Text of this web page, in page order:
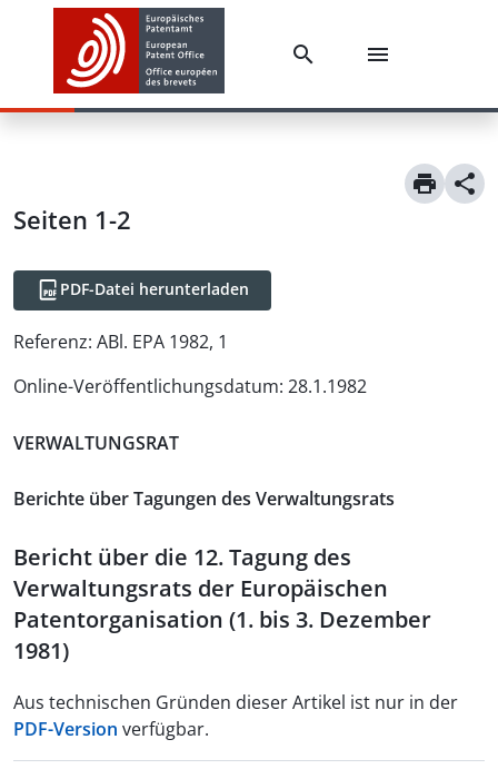
Seiten 1-2
PDF-Datei herunterladen
Referenz: ABl. EPA 1982, 1
Online-Veröffentlichungsdatum: 28.1.1982
VERWALTUNGSRAT
Berichte über Tagungen des Verwaltungsrats
Bericht über die 12. Tagung des
Verwaltungsrats der Europäischen
Patentorganisation (1. bis 3. Dezember
1981)
Aus technischen Gründen dieser Artikel ist nur in der
PDF-Version verfügbar.